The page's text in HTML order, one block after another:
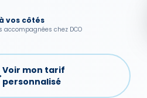
vos côtés
chez DCO
Voir mon tarif
personnalisé